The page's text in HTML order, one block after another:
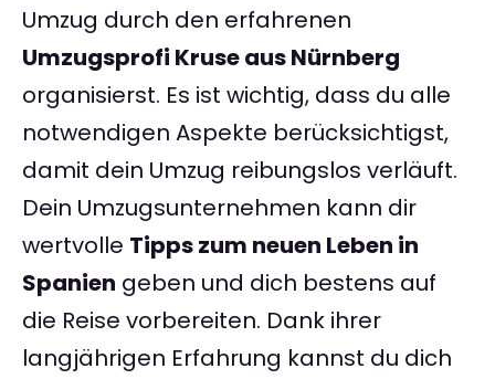
Umzug durch den erfahrenen
Umzugsprofi Kruse aus Nürnberg
organisierst. Es ist wichtig, dass du alle
notwendigen Aspekte berücksichtigst,
damit dein Umzug reibungslos verläuft.
Dein Umzugsunternehmen kann dir
wertvolle Tipps zum neuen Leben in
Spanien geben und dich bestens auf
die Reise vorbereiten. Dank ihrer
langjährigen Erfahrung kannst du dich